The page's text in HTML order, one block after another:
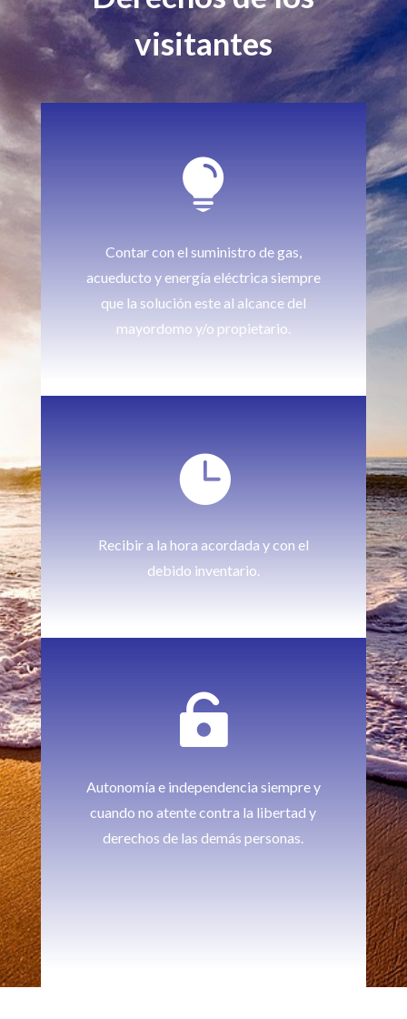
visitantes

Contar con el suministro de gas,
acueducto y energía eléctrica siempre
que la solución este al alcance del
mayordomo y/o propietario.

Recibir a la hora acordada y con el
debido inventario.

Autonomía e independencia siempre y
cuando no atente contra la libertad y
derechos de las demás personas.